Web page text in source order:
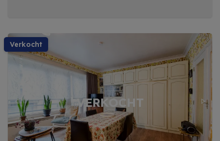
verkocht
Previous Next